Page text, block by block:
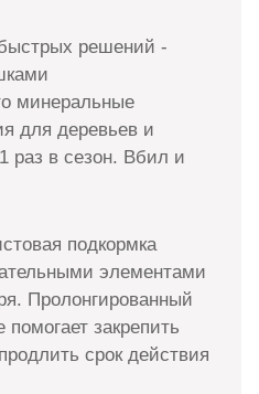
решений -
минеральные
для деревьев и
раз в сезон. Вбил и
подкормка
элементами
Пролонгированный
закрепить
срок действия